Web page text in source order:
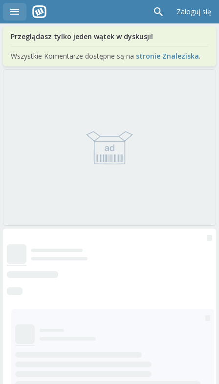
Zaloguj się
Przeglądasz tylko jeden wątek w dyskusji!
Wszystkie Komentarze dostępne są na stronie Znaleziska.